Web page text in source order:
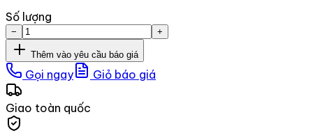
Số lượng
− +
Thêm vào yêu cầu báo giá
Gọi ngay Giỏ báo giá
Giao toàn quốc